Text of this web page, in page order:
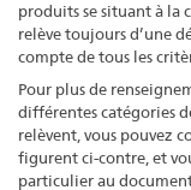
produits se situant à la
relève toujours d’une
compte de tous les
Pour plus de
différentes catégories
relèvent, vous pouvez
figurent ci-contre, et
particulier au